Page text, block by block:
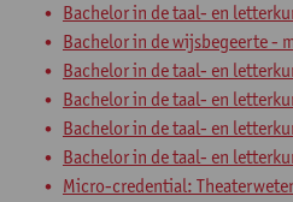
Bachelor in de taal- en
Bachelor in de wijsbegeerte -
Bachelor in de taal- en
Bachelor in de taal- en
Bachelor in de taal- en
Bachelor in de taal- en
Micro-credential: